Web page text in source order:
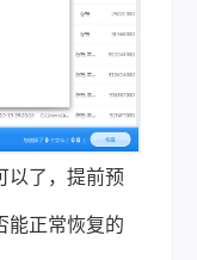
以了，提前预
能正常恢复的